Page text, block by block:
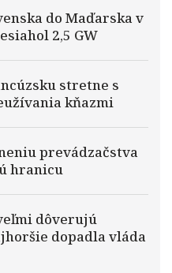
do Maďarska v
2,5 GW
stretne s
kňazmi
prevádzačstva
hranicu
dôverujú
dopadla vláda